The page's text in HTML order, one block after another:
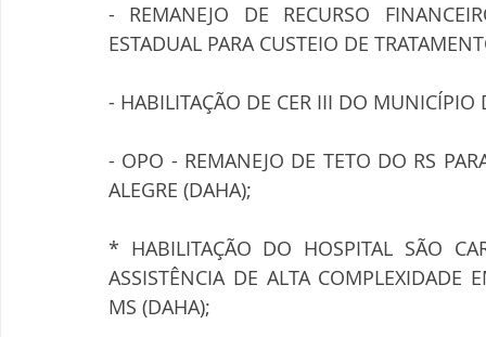
- REMANEJO DE RECURSO
ESTADUAL PARA CUSTEIO DE
- HABILITAÇÃO DE CER III DO MUNICÍPIO
- OPO - REMANEJO DE TETO DO RS
ALEGRE (DAHA);
* HABILITAÇÃO DO HOSPITAL SÃO
ASSISTÊNCIA DE ALTA COMPLEXIDADE
MS (DAHA);